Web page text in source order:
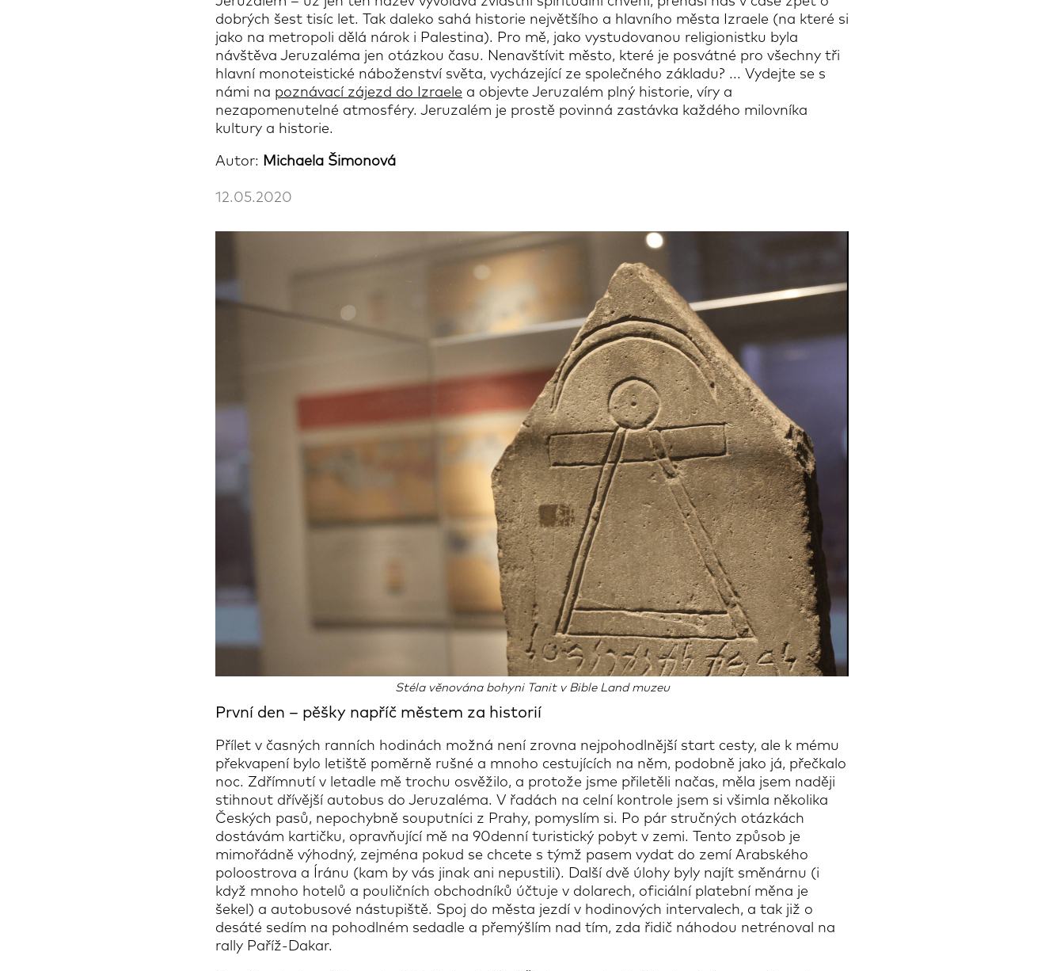
dobrých šest tisíc let. Tak daleko sahá historie největšího a hlavního města Izraele (na které si
jako na metropoli dělá nárok i Palestina). Pro mě, jako vystudovanou religionistku byla
návštěva Jeruzaléma jen otázkou času. Nenavštívit město, které je posvátné pro všechny tři
hlavní monoteistické náboženství světa, vycházející ze společného základu? ... Vydejte se s
námi na poznávací zájezd do Izraele a objevte Jeruzalém plný historie, víry a
nezapomenutelné atmosféry. Jeruzalém je prostě povinná zastávka každého milovníka
kultury a historie.
Autor: Michaela Šimonová
12.05.2020
Stéla věnována bohyni Tanit v Bible Land muzeu
První den – pěšky napříč městem za historií
Přílet v časných ranních hodinách možná není zrovna nejpohodlnější start cesty, ale k mému
překvapení bylo letiště poměrně rušné a mnoho cestujících na něm, podobně jako já, přečkalo
noc. Zdřímnutí v letadle mě trochu osvěžilo, a protože jsme přiletěli načas, měla jsem naději
stihnout dřívější autobus do Jeruzaléma. V řadách na celní kontrole jsem si všimla několika
Českých pasů, nepochybně souputníci z Prahy, pomyslím si. Po pár stručných otázkách
dostávám kartičku, opravňující mě na 90denní turistický pobyt v zemi. Tento způsob je
mimořádně výhodný, zejména pokud se chcete s týmž pasem vydat do zemí Arabského
poloostrova a Íránu (kam by vás jinak ani nepustili). Další dvě úlohy byly najít směnárnu (i
když mnoho hotelů a pouličních obchodníků účtuje v dolarech, oficiální platební měna je
šekel) a autobusové nástupiště. Spoj do města jezdí v hodinových intervalech, a tak již o
desáté sedím na pohodlném sedadle a přemýšlím nad tím, zda řidič náhodou netrénoval na
rally Paříž-Dakar.